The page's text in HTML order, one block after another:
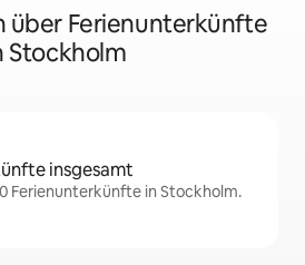
über Ferienunterkünfte
Stockholm
insgesamt
Ferienunterkünfte in Stockholm.